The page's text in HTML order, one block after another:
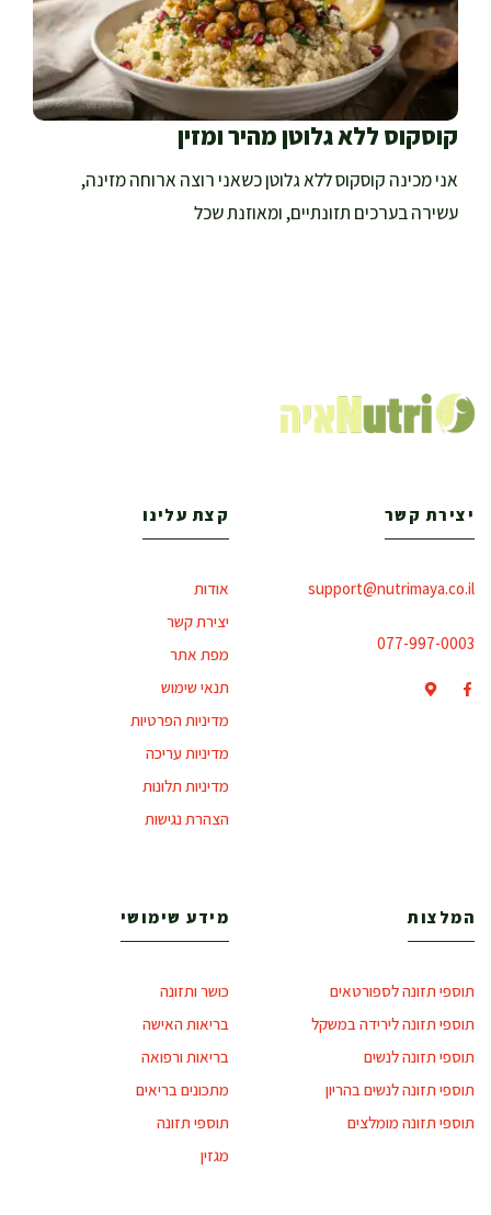
קוסקוס ללא גלוטן מהיר ומזין
אני מכינה קוסקוס ללא גלוטן כשאני רוצה ארוחה מזינה,
עשירה בערכים תזונתיים, ומאוזנת שכל
יצירת קשר
support@nutrimaya.co.il
077-997-0003
קצת עלינו
אודות
יצירת קשר
מפת אתר
תנאי שימוש
מדיניות הפרטיות
מדיניות עריכה
מדיניות תלונות
הצהרת נגישות
המלצות
תוספי תזונה לספורטאים
תוספי תזונה לירידה במשקל
תוספי תזונה לנשים
תוספי תזונה לנשים בהריון
תוספי תזונה מומלצים
מידע שימושי
כושר ותזונה
בריאות האישה
בריאות ורפואה
מתכונים בריאים
תוספי תזונה
מגזין